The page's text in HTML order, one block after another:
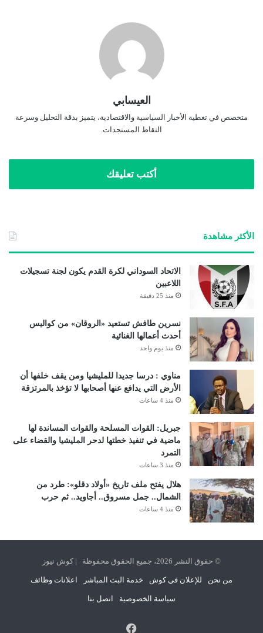
العيسابي
متخصص في تغطية الأخبار السياسية والاقتصادية، يتميز بدقة التحليل وسرعة
التقاط المستجدات.
أكتب تعليقك
الأكثر مشاهدة
الاتحاد السوداني لكرة القدم يكون لجنة تسجيلات
اللاعبين
منذ 25 دقيقة
نسرين طافش تستعيد «الروقان» من كواليس
أحدث أعمالها الغنائية
منذ يوم واحد
مناوي : درسا جديدا للمليشيا ومن يقف خلفها أن
الأرض التي يدافع عنها أصحابها لا تؤخذ بالمرتزقة
منذ 4 ساعات
جبريل: القوات المسلحة والقوات المساندة لها
ماضية في تنفيذ خطتها لدحر المليشيا والقضاء على
التمرد
منذ 3 ساعات
هلال يفتح ملف تاريخ «أولاد دقلو»: طرد من
الشمال.. جمل مسروق.. أجاويد.. ثم حرب
منذ 4 ساعات
© حقوق النشر 2026، جميع الحقوق محفوظة | كوش نيوز
من نحن للإعلان في كوش خدمة البث المباشر اعلانات وظائف
سياسة الخصوصية اتصل بنا